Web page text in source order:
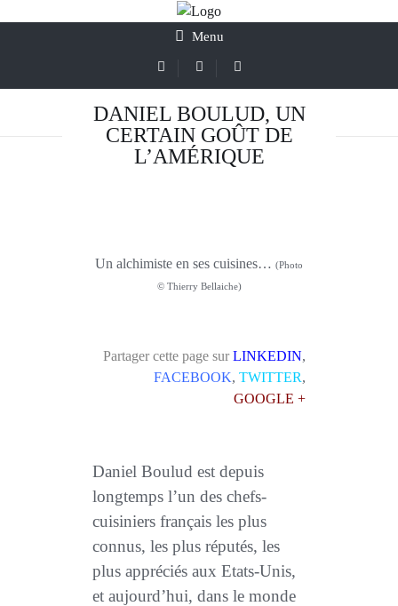
Menu
DANIEL BOULUD, UN
CERTAIN GOÛT DE
L’AMÉRIQUE
Un alchimiste en ses cuisines… (Photo
© Thierry Bellaiche)
Partager cette page sur LINKEDIN,
FACEBOOK, TWITTER,
GOOGLE +
Daniel Boulud est depuis
longtemps l’un des chefs-
cuisiniers français les plus
connus, les plus réputés, les
plus appréciés aux Etats-Unis,
et aujourd’hui, dans le monde